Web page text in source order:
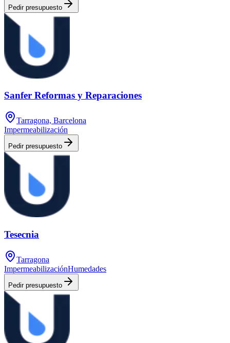
Pedir presupuesto
Sanfer Reformas y Reparaciones
Tarragona, Barcelona
Impermeabilización
Pedir presupuesto
Tesecnia
Tarragona
ImpermeabilizaciónHumedades
Pedir presupuesto